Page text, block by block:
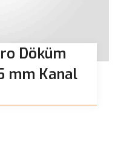
Döküm
mm Kanal